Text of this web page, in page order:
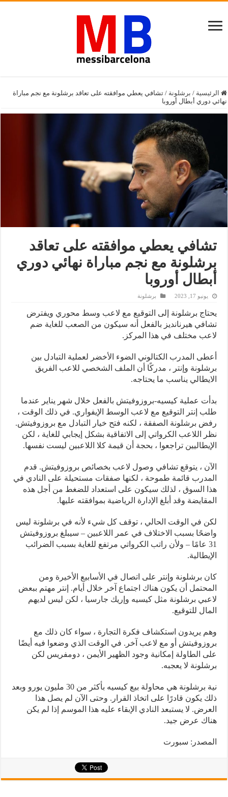
الرئيسية / برشلونة / تشافي يعطي موافقته على تعاقد برشلونة مع نجم مباراة
نهائي دوري أبطال أوروبا
تشافي يعطي موافقته على تعاقد
برشلونة مع نجم مباراة نهائي دوري
أبطال أوروبا
يونيو 17, 2023 برشلونة
يحتاج برشلونة إلى التوقيع مع لاعب وسط محوري ويفترض
تشافي هيرنانديز بالفعل أنه سيكون من الصعب للغاية ضم
لاعب مختلف في هذا المركز.
أعطى المدرب الكتالوني الضوء الأخضر لعملية التبادل بين
برشلونة وإنتر ، مدركًا أن الملف الشخصي للاعب الفريق
الايطالي يناسب ما يحتاجه.
بدأت عملية كيسيه-بروزوفيتش بالفعل خلال شهر يناير عندما
طلب إنتر التوقيع مع لاعب الوسط الإيفواري. في ذلك الوقت ،
رفض برشلونة الصفقة ، لكنه فتح خيار التبادل مع بروزوفيتش.
نظر اللاعب الكرواتي إلى الاتفاقية بشكل إيجابي للغاية ، لكن
الإيطاليين تراجعوا ، بحجة أن قيمة كلا اللاعبين ليست نفسها.
الآن ، يتوقع تشافي وصول لاعب بخصائص بروزوفيتش. قدم
المدرب قائمة طموحة ، لكنها صفقات مستحيلة على النادي في
هذا السوق ، لذلك سيكون على استعداد للضغط من أجل هذه
المقايضة وقد أبلغ الإدارة الرياضية بموافقته عليها.
لكن في الوقت الحالي ، توقف كل شيء لأنه في برشلونة ليس
واضحًا بسبب الاختلاف في عمر اللاعبين – سيبلغ بروزوفيتش
31 عامًا – ولأن راتب الكرواتي مرتفع للغاية بسبب الضرائب
الإيطالية.
كان برشلونة وإنتر على اتصال في الأسابيع الأخيرة ومن
المحتمل أن يكون هناك اجتماع آخر خلال أيام. إنتر مهتم ببعض
لاعبي برشلونة مثل كيسيه وإريك جارسيا ، لكن ليس لديهم
المال للتوقيع.
وهم يريدون استكشاف فكرة التجارة ، سواء كان ذلك مع
بروزوفيتش أو مع لاعب آخر. في الوقت الذي وضعوا فيه أيضًا
على الطاولة إمكانية وجود الظهير الأيمن ، دومفريس لكن
برشلونة لا يعجبه.
نية برشلونة هي محاولة بيع كيسيه بأكثر من 30 مليون يورو وبعد
ذلك يكون قادرًا على اتخاذ القرار. وحتى الآن لم يصل هذا
العرض. لا يستبعد النادي الإبقاء عليه هذا الموسم إذا لم يكن
هناك عرض جيد.
المصدر: سبورت